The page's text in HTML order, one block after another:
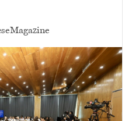
eMagazine